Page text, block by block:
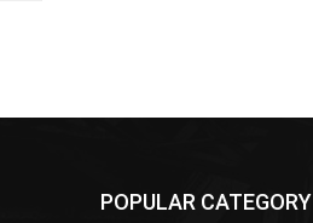
POPULAR CATEGORY